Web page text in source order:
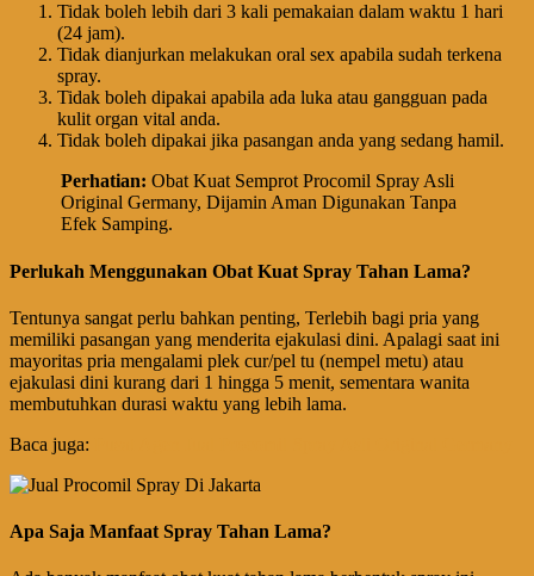
Tidak boleh lebih dari 3 kali pemakaian dalam waktu 1 hari
(24 jam).
Tidak dianjurkan melakukan oral sex apabila sudah terkena
spray.
Tidak boleh dipakai apabila ada luka atau gangguan pada
kulit organ vital anda.
Tidak boleh dipakai jika pasangan anda yang sedang hamil.
Perhatian: Obat Kuat Semprot Procomil Spray Asli
Original Germany, Dijamin Aman Digunakan Tanpa
Efek Samping.
Perlukah Menggunakan Obat Kuat Spray Tahan Lama?
Tentunya sangat perlu bahkan penting, Terlebih bagi pria yang
memiliki pasangan yang menderita ejakulasi dini. Apalagi saat ini
mayoritas pria mengalami plek cur/pel tu (nempel metu) atau
ejakulasi dini kurang dari 1 hingga 5 menit, sementara wanita
membutuhkan durasi waktu yang lebih lama.
Baca juga:
Apa Saja Manfaat Spray Tahan Lama?